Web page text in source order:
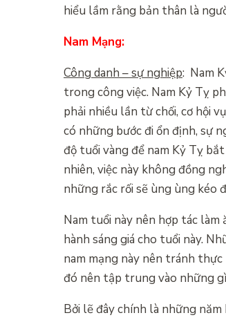
hiểu lầm rằng bản thân là
Nam Mạng:
Công danh – sự nghiệp: Nam
trong công việc. Nam Kỷ Tỵ
phải nhiều lần từ chối, cơ hội
có những bước đi ổn định, sự
độ tuổi vàng để nam Kỷ Tỵ
nhiên, việc này không đồng
những rắc rối sẽ ùng ùng kéo
Nam tuổi này nên hợp tác làm
hành sáng giá cho tuổi này.
nam mạng này nên tránh
đó nên tập trung vào những
Bởi lẽ đây chính là những